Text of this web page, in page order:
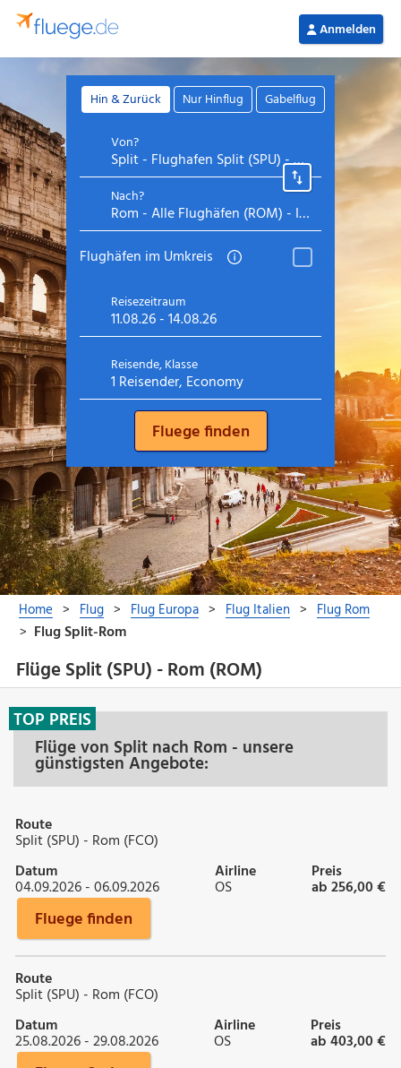
Flüge Split (SPU) - Rom (ROM)
Flüge von Split nach Rom - unsere
günstigsten Angebote:
TOP PREIS
Route
Split (SPU) - Rom (FCO)
Datum
04.09.2026 - 06.09.2026
Airline
OS
Preis
ab 256,00 €
Fluege finden
Route
Split (SPU) - Rom (FCO)
Datum
25.08.2026 - 29.08.2026
Airline
OS
Preis
ab 403,00 €